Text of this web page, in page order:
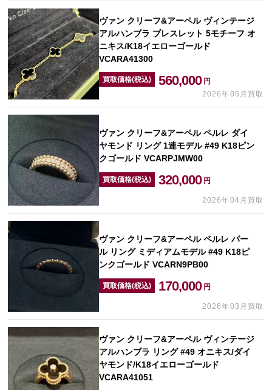
ヴァン クリーフ&アーペル ヴィンテージ
アルハンブラ ブレスレット 5モチーフ オ
ニキス/K18イエローゴールド
VCARA41300
買取価格(税込) 560,000 円
2026年05月買取
ヴァン クリーフ&アーペル ペルレ ダイ
ヤモンド リング 1連モデル #49 K18ピン
クゴールド VCARPJMW00
買取価格(税込) 320,000 円
2026年04月買取
ヴァン クリーフ&アーペル ペルレ パー
ル リング ミディアムモデル #49 K18ピ
ンクゴールド VCARN9PB00
買取価格(税込) 170,000 円
2026年03月買取
ヴァン クリーフ&アーペル ヴィンテージ
アルハンブラ リング #49 オニキス/ダイ
ヤモンド/K18イエローゴールド
VCARA41051